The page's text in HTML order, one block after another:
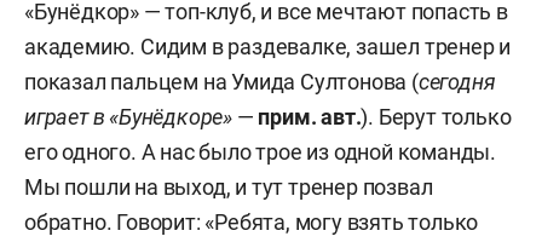
«Бунёдкор» — топ-клуб, и все мечтают попасть в
академию. Сидим в раздевалке, зашел тренер и
показал пальцем на Умида Султонова (сегодня
играет в «Бунёдкоре» — прим. авт.). Берут только
его одного. А нас было трое из одной команды.
Мы пошли на выход, и тут тренер позвал
обратно. Говорит: «Ребята, могу взять только